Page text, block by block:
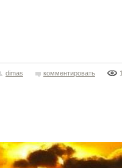
dimas комментировать